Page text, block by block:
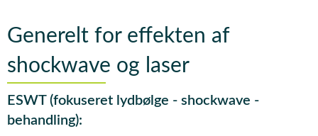
Generelt for effekten af
shockwave og laser
ESWT (fokuseret lydbølge - shockwave -
behandling):